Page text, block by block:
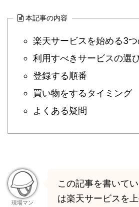
本記事の内容
楽天サービスを始める3
利用すべきサービスの選
登録する順番
買い物をするタイミング
よくある疑問
現場マン
この記事を書いて
は楽天サービスを